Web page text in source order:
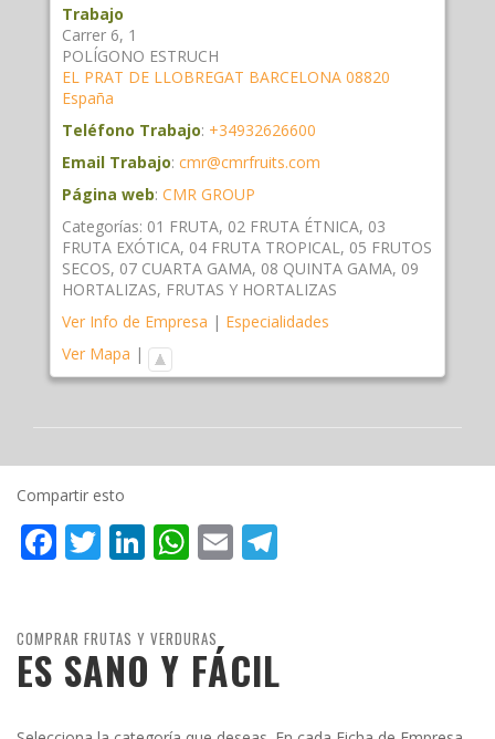
Trabajo
Carrer 6, 1
POLÍGONO ESTRUCH
EL PRAT DE LLOBREGAT BARCELONA 08820
España
Teléfono Trabajo: +34932626600
Email Trabajo: cmr@cmrfruits.com
Página web: CMR GROUP
Categorías: 01 FRUTA, 02 FRUTA ÉTNICA, 03
FRUTA EXÓTICA, 04 FRUTA TROPICAL, 05 FRUTOS
SECOS, 07 CUARTA GAMA, 08 QUINTA GAMA, 09
HORTALIZAS, FRUTAS Y HORTALIZAS
Ver Info de Empresa | Especialidades
Ver Mapa |
Compartir esto
Facebook
Twitter
LinkedIn
WhatsApp
Email
COMPRAR FRUTAS Y VERDURAS
ES SANO Y FÁCIL